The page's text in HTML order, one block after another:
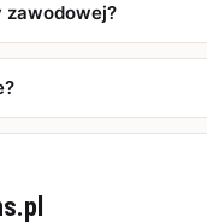
zawodowej?